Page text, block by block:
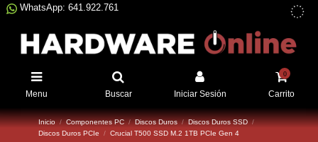
WhatsApp: 641.922.761
Menu Buscar Iniciar Sesión
0
Carrito
Inicio Componentes PC Discos Duros
Discos Duros SSD
Discos Duros PCIe
Crucial T500 SSD M.2 1TB PCIe Gen 4